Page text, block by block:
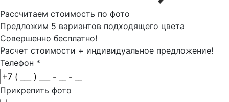
Рассчитаем стоимость по фото
Предложим 5 вариантов подходящего цвета
Совершенно бесплатно!
Расчет стоимости + индивидуальное предложение!
Телефон *
Прикрепить фото